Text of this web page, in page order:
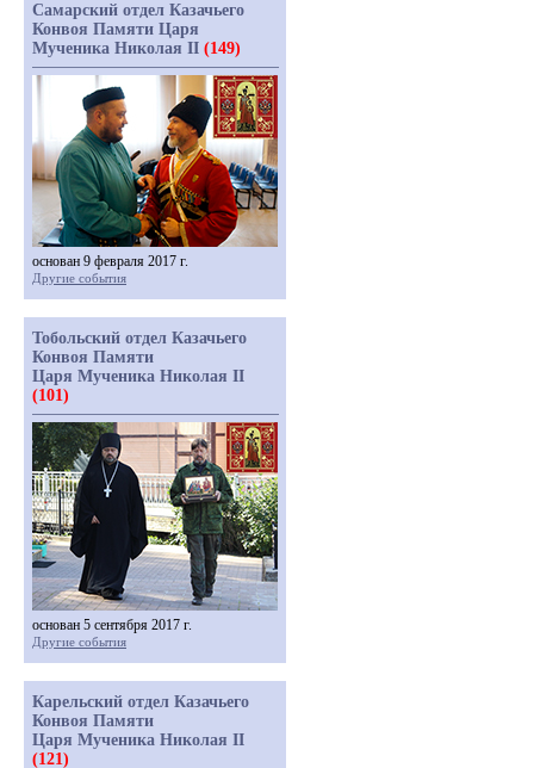
Самарский отдел Казачьего
Конвоя Памяти Царя
Мученика Николая II (149)
основан 9 февраля 2017 г.
Другие события
Тобольский отдел Казачьего
Конвоя Памяти
Царя Мученика Николая II
(101)
основан 5 сентября 2017 г.
Другие события
Карельский отдел Казачьего
Конвоя Памяти
Царя Мученика Николая II
(121)